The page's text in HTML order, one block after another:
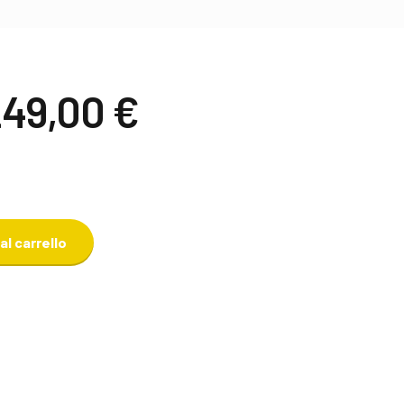
€Ilprezzo
carrello